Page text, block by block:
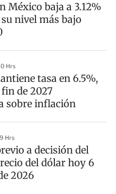
México baja a 3.12%
nivel más bajo
Hrs
tasa en 6.5%,
de 2027
sobre inflación
Hrs
a decisión del
del dólar hoy 6
2026